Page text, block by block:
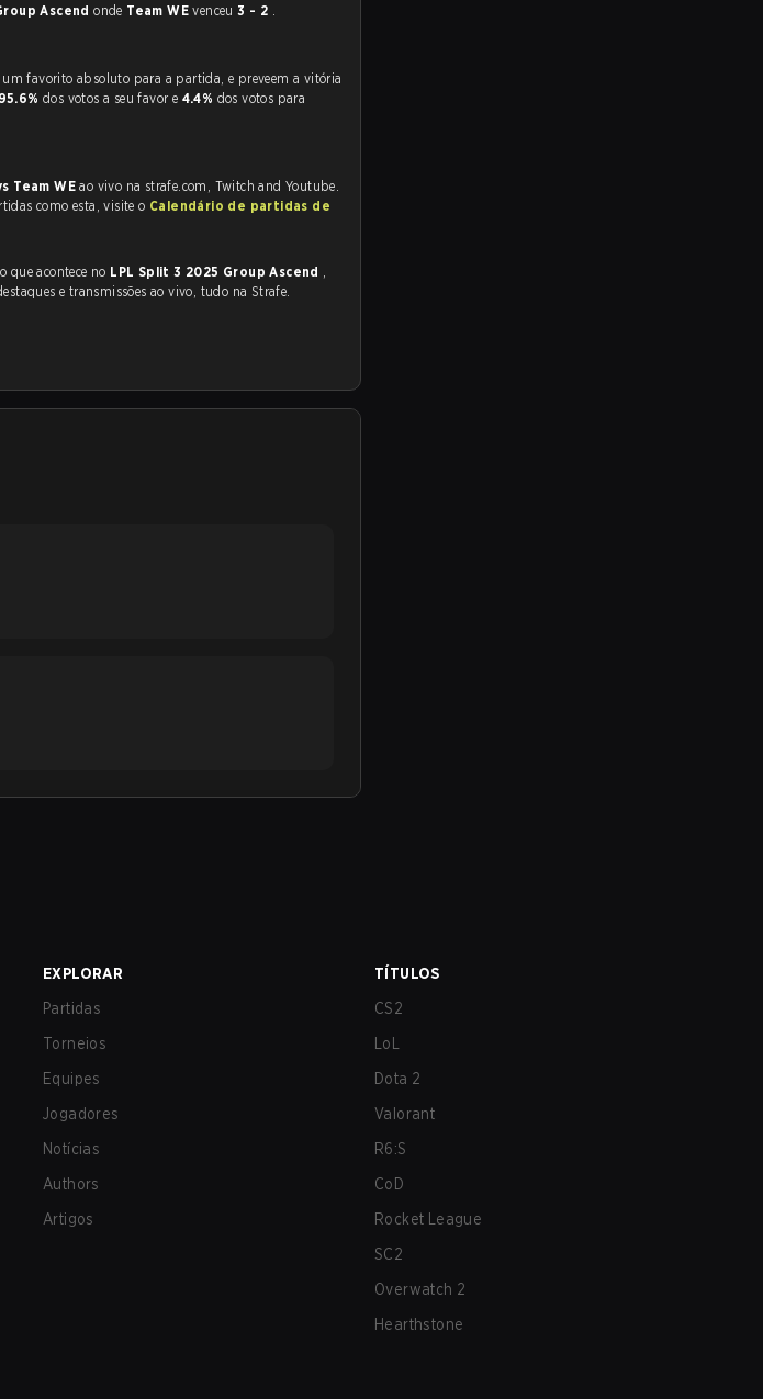
Ascendonde Team WEvenceu3 - 2 .
95.6% dos votos a seu favor e 4.4% dos votos para
Team WEao vivo na strafe.com, Twitch and Youtube.
como esta, visite o Calendário de partidas de
que acontece no LPL Split 3 2025 Group Ascend ,
destaques e transmissões ao vivo, tudo na Strafe.
EXPLORAR
Partidas
Torneios
Equipes
Jogadores
Notícias
Authors
Artigos
TÍTULOS
CS2
LoL
Dota 2
Valorant
R6:S
CoD
Rocket League
SC2
Overwatch 2
Hearthstone